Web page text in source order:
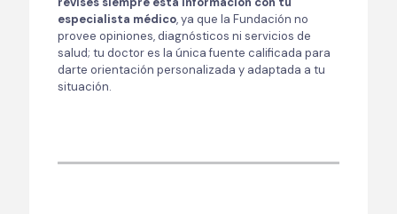
especialista médico, ya que la Fundación no
provee opiniones, diagnósticos ni servicios de
salud; tu doctor es la única fuente calificada para
darte orientación personalizada y adaptada a tu
situación.